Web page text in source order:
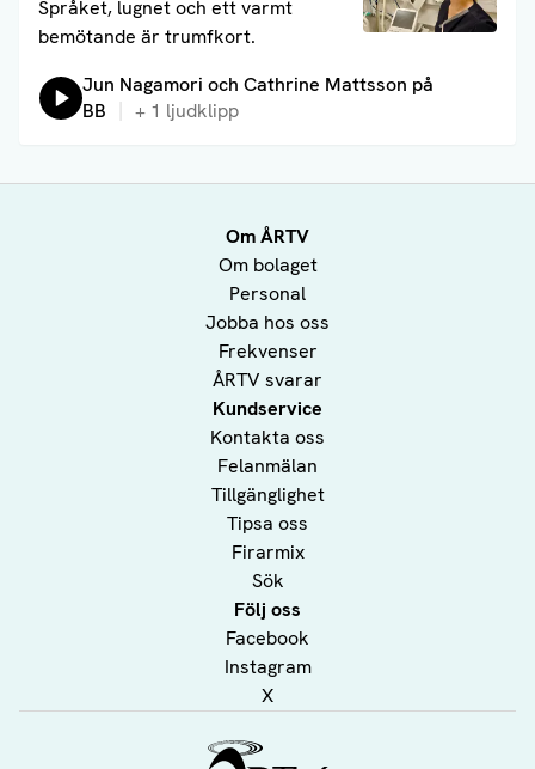
Språket, lugnet och ett varmt
bemötande är trumfkort.
Lyssna på:
Jun Nagamori och Cathrine Mattsson på
BB
+ 1 ljudklipp
Om ÅRTV
Om bolaget
Personal
Jobba hos oss
Frekvenser
ÅRTV svarar
Kundservice
Kontakta oss
Felanmälan
Tillgänglighet
Tipsa oss
Firarmix
Sök
Följ oss
Facebook
Instagram
X